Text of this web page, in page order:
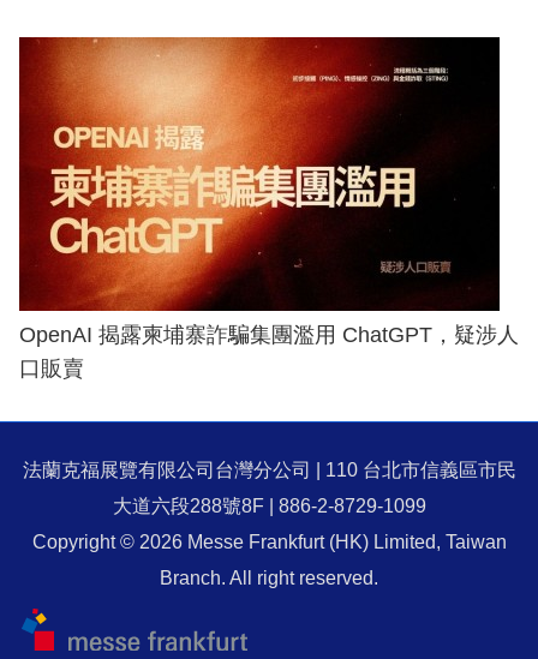
OpenAI 揭露柬埔寨詐騙集團濫用 ChatGPT，疑涉人
口販賣
法蘭克福展覽有限公司台灣分公司 | 110 台北市信義區市民
大道六段288號8F | 886-2-8729-1099
Copyright © 2026 Messe Frankfurt (HK) Limited, Taiwan
Branch. All right reserved.